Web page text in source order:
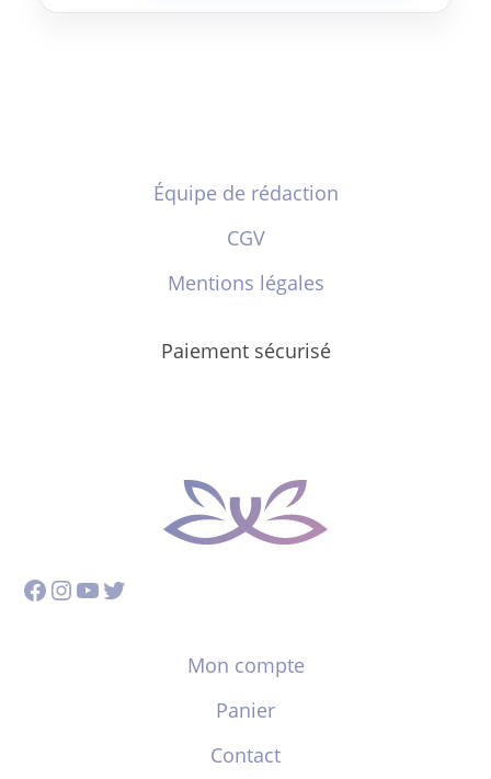
Équipe de rédaction
CGV
Mentions légales
Paiement sécurisé
Facebook
Instagram
YouTube
Twitter
Mon compte
Panier
Contact